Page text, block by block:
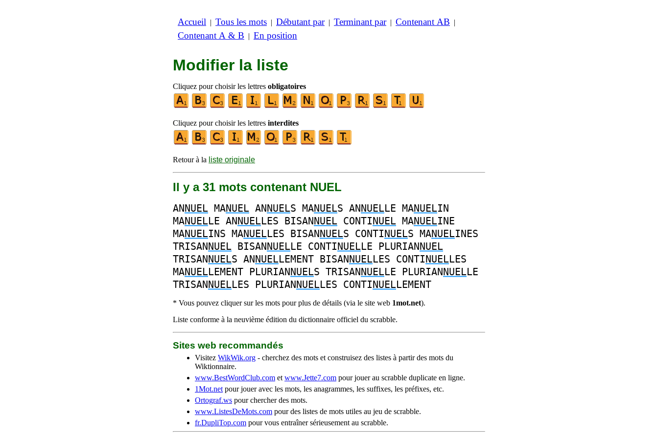
Accueil | Tous les mots | Débutant par| Terminant par| Contenant AB |
Contenant A & B | En position
Modifier la liste
Cliquez pour choisir les lettres obligatoires
Cliquez pour choisir les lettres interdites
Retour à la liste originale
Il y a 31 mots contenant NUEL
ANNUEL MANUEL ANNUELS MANUELS ANNUELLE MANUELIN
MANUELLE ANNUELLES BISANNUEL CONTINUEL MANUELINE
MANUELINS MANUELLES BISANNUELS CONTINUELS MANUELINES
TRISANNUEL BISANNUELLE CONTINUELLE PLURIANNUEL
TRISANNUELS ANNUELLEMENT BISANNUELLES CONTINUELLES
MANUELLEMENT PLURIANNUELS TRISANNUELLE PLURIANNUELLE
TRISANNUELLES PLURIANNUELLES CONTINUELLEMENT
* Vous pouvez cliquer sur les mots pour plus de détails (via le site web 1mot.net).
Liste conforme à la neuvième édition du dictionnaire officiel du scrabble.
Sites web recommandés
Visitez WikWik.org - cherchez des mots et construisez des listes à partir des mots du
Wiktionnaire.
www.BestWordClub.com et www.Jette7.com pour jouer au scrabble duplicate en ligne.
1Mot.net pour jouer avec les mots, les anagrammes, les suffixes, les préfixes, etc.
Ortograf.ws pour chercher des mots.
www.ListesDeMots.com pour des listes de mots utiles au jeu de scrabble.
fr.DupliTop.com pour vous entraîner sérieusement au scrabble.